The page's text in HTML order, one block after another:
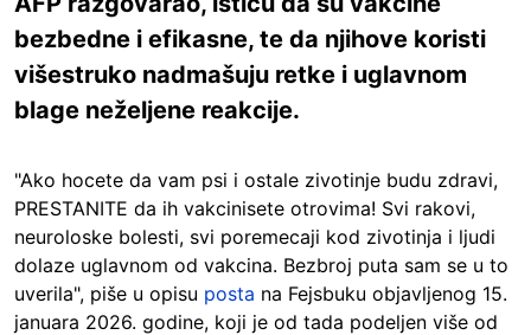
bezbedne i efikasne, te da njihove koristi
višestruko nadmašuju retke i uglavnom
blage neželjene reakcije.
"Ako hocete da vam psi i ostale zivotinje budu zdravi,
PRESTANITE da ih vakcinisete otrovima! Svi rakovi,
neuroloske bolesti, svi poremecaji kod zivotinja i ljudi
dolaze uglavnom od vakcina. Bezbroj puta sam se u to
uverila", piše u opisu posta na Fejsbuku objavljenog 15.
januara 2026. godine, koji je od tada podeljen više od